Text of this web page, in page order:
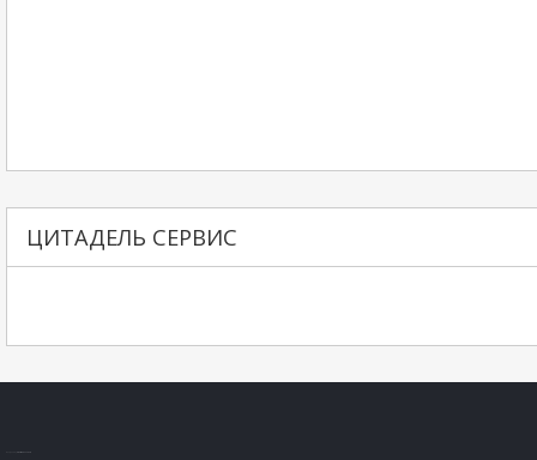
ЦИТАДЕЛЬ СЕРВИС